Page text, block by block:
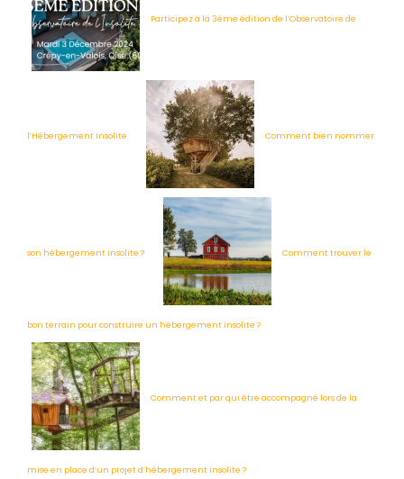
Participez à la 3ème édition de l’Observatoire de
l’Hébergement Insolite Comment bien nommer
son hébergement insolite ? Comment trouver le
bon terrain pour construire un hébergement insolite ?
Comment et par qui être accompagné lors de la
mise en place d’un projet d’hébergement insolite ?